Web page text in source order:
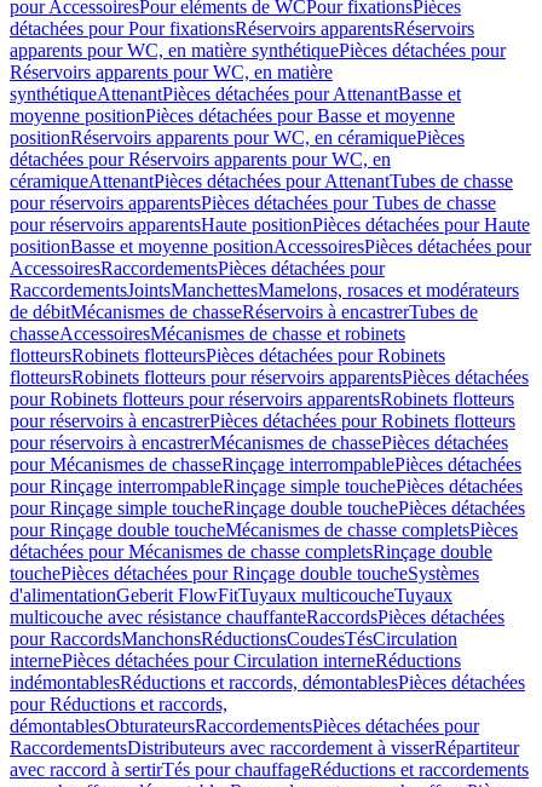
pour AccessoiresPour eléments de WCPour fixationsPièces
détachées pour Pour fixationsRéservoirs apparentsRéservoirs
apparents pour WC, en matière synthétiquePièces détachées pour
Réservoirs apparents pour WC, en matière
synthétiqueAttenantPièces détachées pour AttenantBasse et
moyenne positionPièces détachées pour Basse et moyenne
positionRéservoirs apparents pour WC, en céramiquePièces
détachées pour Réservoirs apparents pour WC, en
céramiqueAttenantPièces détachées pour AttenantTubes de chasse
pour réservoirs apparentsPièces détachées pour Tubes de chasse
pour réservoirs apparentsHaute positionPièces détachées pour Haute
positionBasse et moyenne positionAccessoiresPièces détachées pour
AccessoiresRaccordementsPièces détachées pour
RaccordementsJointsManchettesMamelons, rosaces et modérateurs
de débitMécanismes de chasseRéservoirs à encastrerTubes de
chasseAccessoiresMécanismes de chasse et robinets
flotteursRobinets flotteursPièces détachées pour Robinets
flotteursRobinets flotteurs pour réservoirs apparentsPièces détachées
pour Robinets flotteurs pour réservoirs apparentsRobinets flotteurs
pour réservoirs à encastrerPièces détachées pour Robinets flotteurs
pour réservoirs à encastrerMécanismes de chassePièces détachées
pour Mécanismes de chasseRinçage interrompablePièces détachées
pour Rinçage interrompableRinçage simple touchePièces détachées
pour Rinçage simple toucheRinçage double touchePièces détachées
pour Rinçage double toucheMécanismes de chasse completsPièces
détachées pour Mécanismes de chasse completsRinçage double
touchePièces détachées pour Rinçage double toucheSystèmes
d'alimentationGeberit FlowFitTuyaux multicoucheTuyaux
multicouche avec résistance chauffanteRaccordsPièces détachées
pour RaccordsManchonsRéductionsCoudesTésCirculation
internePièces détachées pour Circulation interneRéductions
indémontablesRéductions et raccords, démontablesPièces détachées
pour Réductions et raccords,
démontablesObturateursRaccordementsPièces détachées pour
RaccordementsDistributeurs avec raccordement à visserRépartiteur
avec raccord à sertirTés pour chauffageRéductions et raccordements